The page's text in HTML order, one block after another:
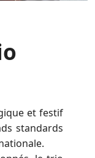
et festif
standards